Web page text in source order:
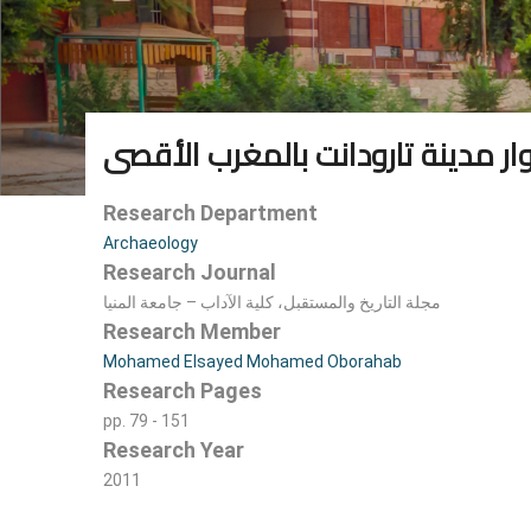
مدينة تارودانت بالمغرب الأقصى
Research Department
Archaeology
Research Journal
مجلة التاريخ والمستقبل، كلية الآداب – جامعة المنيا
Research Member
Mohamed Elsayed Mohamed Oborahab
Research Pages
pp. 79 - 151
Research Year
2011